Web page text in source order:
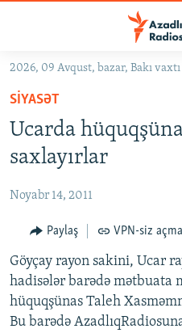
Əsas
qayıt
Əsas
naviqasiyaya
qayıt
Axtarışa
GÜNDƏM
#İZAHLA
KORRUPSIOMETR
#ƏSLINDƏ
FƏRQƏ BAX
QANUNI DOĞRU
ARAŞDIRMA
MULTIMEDIA
VIDEO
RADIO ARXIV
2026, 09 Avqust, bazar, Bakı vaxtı
SIYASƏT
Ucarda
saxlayırlar
Noyabr 14, 2011
Paylaş VPN-siz
Göyçay rayon sakini, Ucar
hadisələr barədə mətbuata
hüquqşünas Taleh
Bu barədə